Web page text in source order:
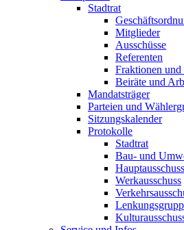
Stadtrat
Mitglieder
Ausschüsse
Referenten
Fraktionen und
Beiräte und
Mandatsträger
Parteien und
Sitzungskalender
Protokolle
Stadtrat
Bau- und
Hauptausschuss
Werkausschuss